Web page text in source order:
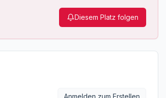
Diesem Platz folgen
Anmelden zum Erstellen